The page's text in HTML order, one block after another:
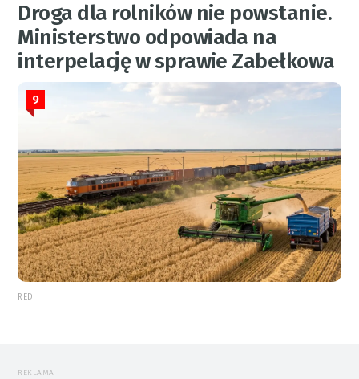
Droga dla rolników nie powstanie.
Ministerstwo odpowiada na
interpelację w sprawie Zabełkowa
9
RED.
REKLAMA